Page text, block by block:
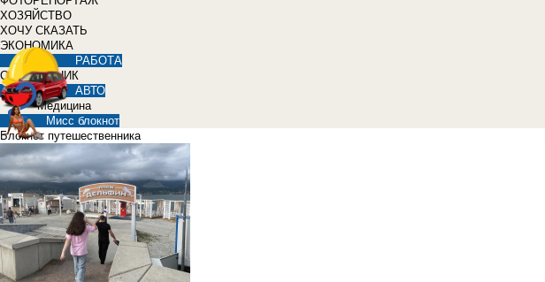
ХОЗЯЙСТВО
ХОЧУ СКАЗАТЬ
ЭКОНОМИКА
РАБОТА
СПРАВОЧНИК
АВТО
Медицина
Мисс блокнот
Блокнот путешественника